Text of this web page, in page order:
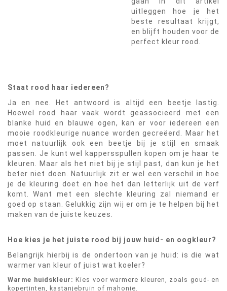
uitleggen hoe je het
beste resultaat krijgt,
en blijft houden voor de
perfect kleur rood.
Staat rood haar iedereen?
Ja en nee. Het antwoord is altijd een beetje lastig.
Hoewel rood haar vaak wordt geassocieerd met een
blanke huid en blauwe ogen, kan er voor iedereen een
mooie roodkleurige nuance worden gecreëerd. Maar het
moet natuurlijk ook een beetje bij je stijl en smaak
passen. Je kunt wel kappersspullen kopen om je haar te
kleuren. Maar als het niet bij je stijl past, dan kun je het
beter niet doen. Natuurlijk zit er wel een verschil in hoe
je de kleuring doet en hoe het dan letterlijk uit de verf
komt. Want met een slechte kleuring zal niemand er
goed op staan. Gelukkig zijn wij er om je te helpen bij het
maken van de juiste keuzes.
Hoe kies je het juiste rood bij jouw huid- en oogkleur?
Belangrijk hierbij is de ondertoon van je huid: is die wat
warmer van kleur of juist wat koeler?
Warme huidskleur: Kies voor warmere kleuren, zoals goud- en
kopertinten, kastanjebruin of mahonie.